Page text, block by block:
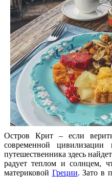
Остров Крит – если
современной
путешественника здесь
радует теплом и солнцем,
материковой Греции. Зато в